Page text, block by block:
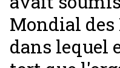
Mondial
dans lequel